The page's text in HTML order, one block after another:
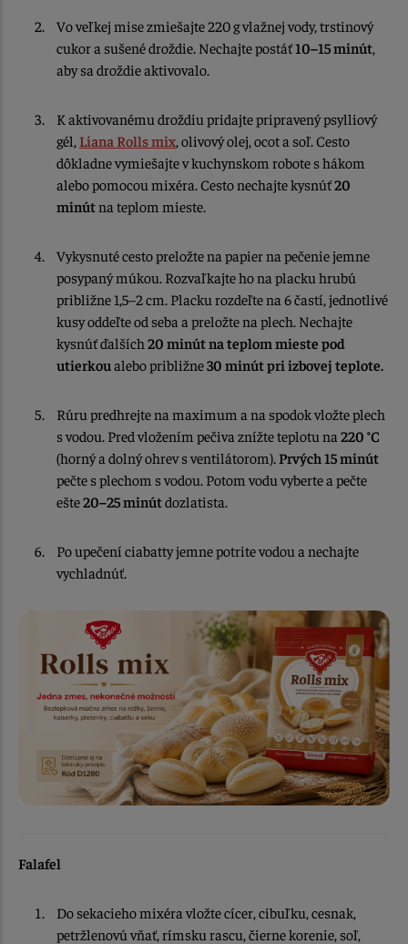
Vo veľkej mise zmiešajte 220 g vlažnej vody, trstinový
cukor a sušené droždie. Nechajte postáť10–15 minút,
aby sa droždie aktivovalo.
K aktivovanému droždiu pridajte pripravený psylliový
gél, Liana Rolls mix, olivový olej, ocot a soľ. Cesto
dôkladne vymiešajte v kuchynskom robote s hákom
alebo pomocou mixéra. Cesto nechajte kysnúť20
minútna teplom mieste.
Vykysnuté cesto preložte na papier na pečenie jemne
posypaný múkou. Rozvaľkajte ho na placku hrubú
približne 1,5–2 cm. Placku rozdeľte na 6 častí, jednotlivé
kusy oddeľte od seba a preložte na plech. Nechajte
kysnúť ďalších 20 minút na teplom mieste pod
utierkoualebo približne30 minút pri izbovej teplote.
Rúru predhrejte na maximum a na spodok vložte plech
s vodou. Pred vložením pečiva znížte teplotu na 220 °C
(horný a dolný ohrev s ventilátorom). Prvých 15 minút
pečte s plechom s vodou. Potom vodu vyberte a pečte
ešte20–25 minútdozlatista.
Po upečení ciabatty jemne potrite vodou a nechajte
vychladnúť.
Falafel
Do sekacieho mixéra vložte cícer, cibuľku, cesnak,
petržlenovú vňať, rímsku rascu, čierne korenie, soľ,